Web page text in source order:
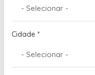
Cidade *